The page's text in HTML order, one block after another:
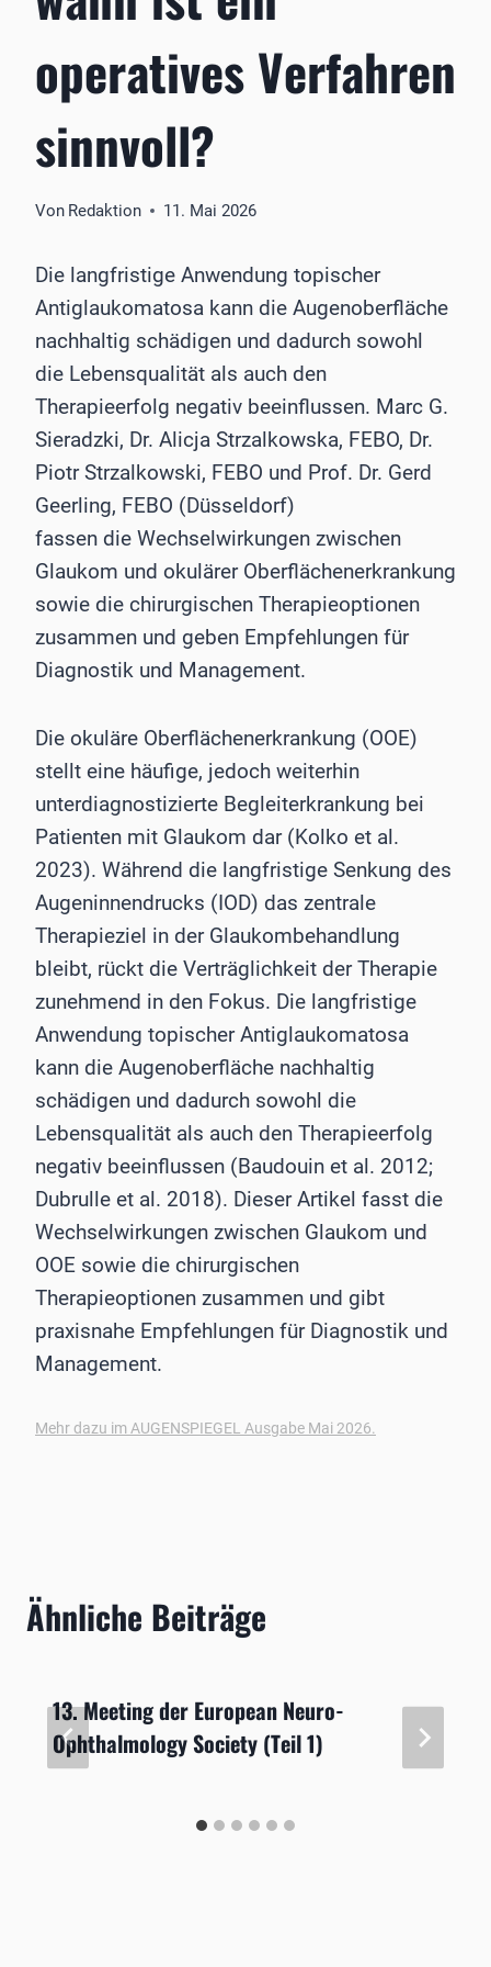
operatives Verfahren
sinnvoll?
Von Redaktion 11. Mai 2026
Die langfristige Anwendung topischer
Antiglaukomatosa kann die Augenoberfläche
nachhaltig schädigen und dadurch sowohl
die Lebensqualität als auch den
Therapieerfolg negativ beeinflussen. Marc G.
Sieradzki, Dr. Alicja Strzalkowska, FEBO, Dr.
Piotr Strzalkowski, FEBO und Prof. Dr. Gerd
Geerling, FEBO (Düsseldorf)
fassen die Wechselwirkungen zwischen
Glaukom und okulärer Oberflächenerkrankung
sowie die chirurgischen Therapieoptionen
zusammen und geben Empfehlungen für
Diagnostik und Management.
Die okuläre Oberflächenerkrankung (OOE)
stellt eine häufige, jedoch weiterhin
unterdiagnostizierte Begleiterkrankung bei
Patienten mit Glaukom dar (Kolko et al.
2023). Während die langfristige Senkung des
Augeninnendrucks (IOD) das zentrale
Therapieziel in der Glaukombehandlung
bleibt, rückt die Verträglichkeit der Therapie
zunehmend in den Fokus. Die langfristige
Anwendung topischer Antiglaukomatosa
kann die Augenoberfläche nachhaltig
schädigen und dadurch sowohl die
Lebensqualität als auch den Therapieerfolg
negativ beeinflussen (Baudouin et al. 2012;
Dubrulle et al. 2018). Dieser Artikel fasst die
Wechselwirkungen zwischen Glaukom und
OOE sowie die chirurgischen
Therapieoptionen zusammen und gibt
praxisnahe Empfehlungen für Diagnostik und
Management.
Mehr dazu im AUGENSPIEGEL Ausgabe Mai 2026.
Ähnliche Beiträge
13. Meeting der European Neuro-
Ophthalmology Society (Teil 1)